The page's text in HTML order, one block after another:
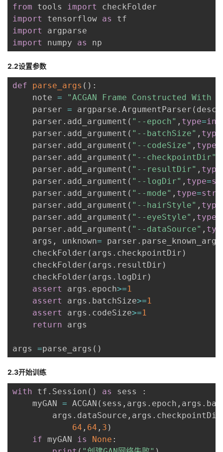
from tools import
import
tensorflow as
import
import
numpy as np
2.2设置参数
def parse_args ( ) :
    note
=
"ACGAN Frame Constructed With
    parser
= argparse . ArgumentParser (
    parser
. add_argument ( "--epoch" , type=int
    parser
. add_argument ( "--batchSize" , type
    parser
. add_argument ( "--codeSize" , type
    parser
. add_argument ( "--checkpointDir"
    parser
. add_argument ( "--resultDir" , type
    parser
. add_argument ( "--logDir" , type=
    parser
. add_argument ( "--mode" , type=str
    parser
. add_argument ( "--hairStyle" , type
    parser
. add_argument ( "--eyeStyle" , type
    parser
. add_argument ( "--dataSource" ,
    args
, unknown= parser . parse_known_args
    checkFolder
( args . checkpointDir )
    checkFolder
( args . resultDir )
    checkFolder
( args . logDir )
assert
args . epoch>=1
assert
args . batchSize>=1
assert
args . codeSize>=1
return args
args =parse_args ( )
2.3开始训练
with tf . Session ( ) as sess
:
    myGAN
= ACGAN ( sess , args . epoch , args .
        args
. dataSource , args . checkpointDir
64 , 64 , 3 )
if myGAN is None :